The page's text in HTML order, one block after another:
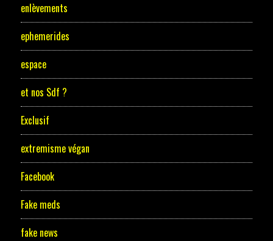
enlèvements
ephemerides
espace
et nos Sdf ?
Exclusif
extremisme végan
Facebook
Fake meds
fake news